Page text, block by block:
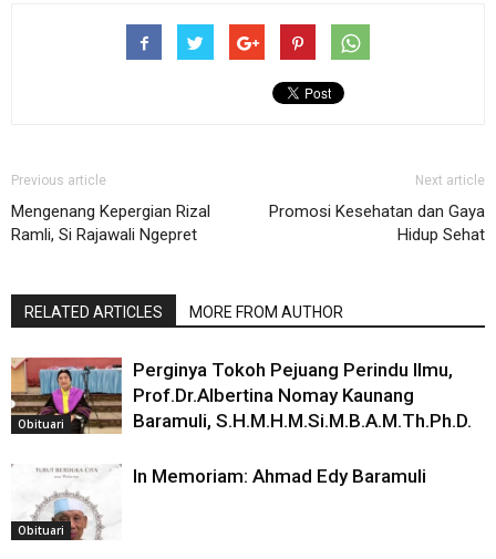
Previous article
Mengenang Kepergian Rizal
Ramli, Si Rajawali Ngepret
Next article
Promosi Kesehatan dan Gaya
Hidup Sehat
RELATED ARTICLES MORE FROM AUTHOR
Obituari
Perginya Tokoh Pejuang Perindu Ilmu,
Prof.Dr.Albertina Nomay Kaunang
Baramuli, S.H.M.H.M.Si.M.B.A.M.Th.Ph.D.
Obituari
In Memoriam: Ahmad Edy Baramuli